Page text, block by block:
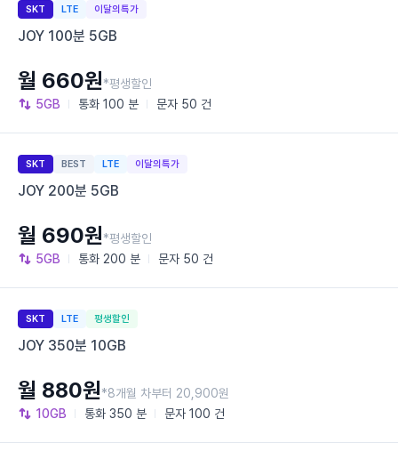
SKT LTE 이달의특가
JOY 100분 5GB
5GB 통화 100 분 문자 50 건
월 660원*평생할인
SKT BEST LTE 이달의특가
JOY 200분 5GB
5GB 통화 200 분 문자 50 건
월 690원*평생할인
SKT LTE 평생할인
JOY 350분 10GB
10GB 통화 350 분 문자 100 건
월 880원*8개월 차부터 20,900원